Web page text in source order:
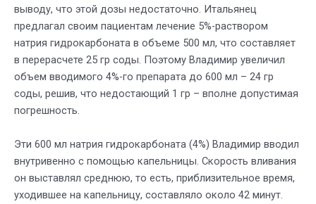
выводу, что этой дозы недостаточно. Итальянец
предлагал своим пациентам лечение 5%-раствором
натрия гидрокарбоната в объеме 500 мл, что составляет
в перерасчете 25 гр соды. Поэтому Владимир увеличил
объем вводимого 4%-го препарата до 600 мл – 24 гр
соды, решив, что недостающий 1 гр – вполне допустимая
погрешность.
Эти 600 мл натрия гидрокарбоната (4%) Владимир вводил
внутривенно с помощью капельницы. Скорость вливания
он выставлял среднюю, то есть, приблизительное время,
уходившее на капельницу, составляло около 42 минут.